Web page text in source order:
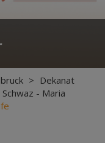
> Dekanat
Schwaz - Maria